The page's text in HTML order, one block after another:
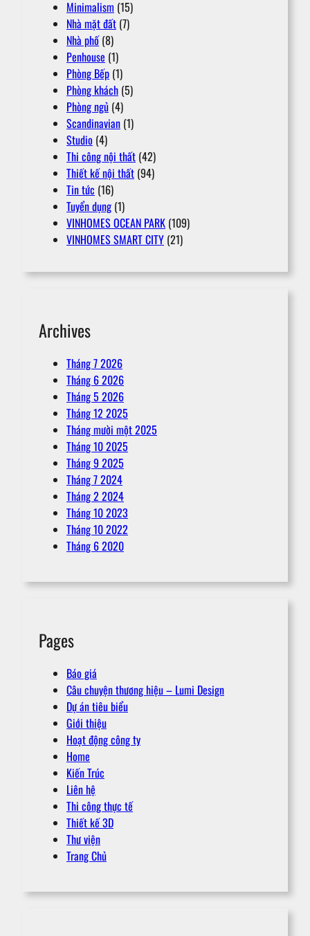
Minimalism (15)
Nhà mặt đất (7)
Nhà phố(8)
Penhouse (1)
Phòng Bếp (1)
Phòng khách (5)
Phòng ngủ (4)
Scandinavian (1)
Studio (4)
Thi công nội thất (42)
Thiết kế nội thất (94)
Tin tức (16)
Tuyển dụng (1)
VINHOMES OCEAN PARK (109)
VINHOMES SMART CITY (21)
Archives
Tháng 7 2026
Tháng 6 2026
Tháng 5 2026
Tháng 12 2025
Tháng mười một 2025
Tháng 10 2025
Tháng 9 2025
Tháng 7 2024
Tháng 2 2024
Tháng 10 2023
Tháng 10 2022
Tháng 6 2020
Pages
Báo giá
Câu chuyện thương hiệu – Lumi Design
Dự án tiêu biểu
Giới thiệu
Hoạt động công ty
Home
Kiến Trúc
Liên hệ
Thi công thực tế
Thiết kế 3D
Thư viện
Trang Chủ